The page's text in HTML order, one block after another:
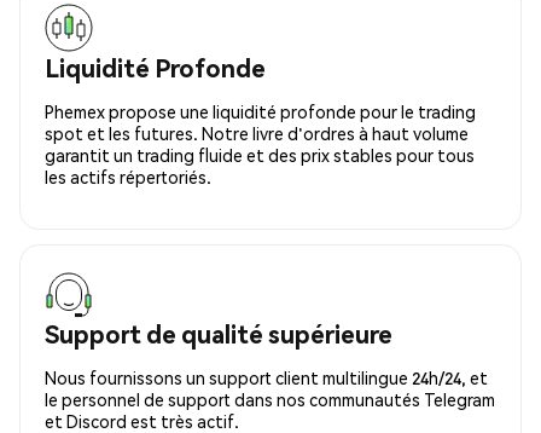
Liquidité Profonde
Phemex propose une liquidité profonde pour le trading
spot et les futures. Notre livre d'ordres à haut volume
garantit un trading fluide et des prix stables pour tous
les actifs répertoriés.
Support de qualité supérieure
Nous fournissons un support client multilingue 24h/24, et
le personnel de support dans nos communautés Telegram
et Discord est très actif.